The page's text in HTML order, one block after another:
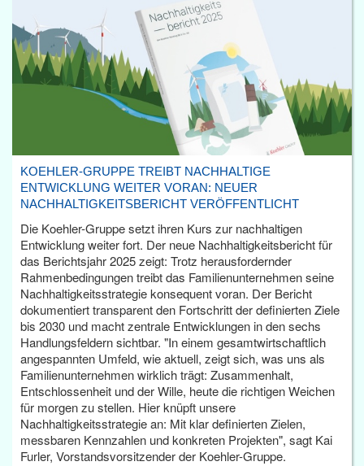
KOEHLER-GRUPPE TREIBT NACHHALTIGE
ENTWICKLUNG WEITER VORAN: NEUER
NACHHALTIGKEITSBERICHT VERÖFFENTLICHT
Die Koehler-Gruppe setzt ihren Kurs zur nachhaltigen
Entwicklung weiter fort. Der neue Nachhaltigkeitsbericht für
das Berichtsjahr 2025 zeigt: Trotz herausfordernder
Rahmenbedingungen treibt das Familienunternehmen seine
Nachhaltigkeitsstrategie konsequent voran. Der Bericht
dokumentiert transparent den Fortschritt der definierten Ziele
bis 2030 und macht zentrale Entwicklungen in den sechs
Handlungsfeldern sichtbar. "In einem gesamtwirtschaftlich
angespannten Umfeld, wie aktuell, zeigt sich, was uns als
Familienunternehmen wirklich trägt: Zusammenhalt,
Entschlossenheit und der Wille, heute die richtigen Weichen
für morgen zu stellen. Hier knüpft unsere
Nachhaltigkeitsstrategie an: Mit klar definierten Zielen,
messbaren Kennzahlen und konkreten Projekten", sagt Kai
Furler, Vorstandsvorsitzender der Koehler-Gruppe.